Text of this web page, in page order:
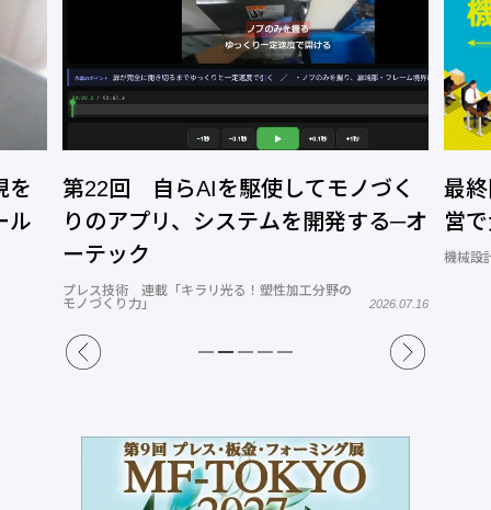
を
ル
第22回 自らAIを駆使してモノづく
りのアプリ、システムを開発する─オ
ーテック
プレス技術 連載「キラリ光る！塑性加工分野の
モノづくり力」
2026.07.16
最
営
機械設